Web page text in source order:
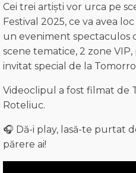
Cei trei artiști vor urca pe
Festival 2025, ce va avea
un eveniment spectaculos
scene tematice, 2 zone
invitat special de la
Videoclipul a fost filmat de
Roteliuc.
🎧 Dă-i play, lasă-te purtat
părere ai!